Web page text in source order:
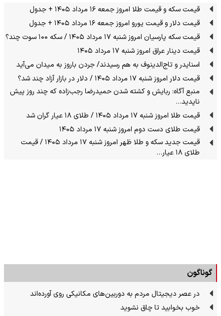
قیمت سکه و قیمت طلا امروز جمعه ۱۶ مرداد ۱۴۰۵ + جدول
قیمت دلار و قیمت یورو امروز جمعه ۱۶ مرداد ۱۴۰۵ + جدول
قیمت سکه پارسیان امروز شنبه ۱۷ مرداد ۱۴۰۵ / سکه ۱۰۰ سوت چند؟
قیمت دینار عراق امروز شنبه ۱۷ مرداد ۱۴۰۵
اسنایدر و تاج‌الدینوف به هم رسیدند/ جردن باروز به میدان می‌آید
قیمت دلار امروز شنبه ۱۷ مرداد ۱۴۰۵ / دلار در بازار آزاد چند شد؟
منبع آگاه: ربایش و کشته شدن حمیدرضا رجب‌زاده که چند روز پیش
ناپدید…
قیمت طلا امروز شنبه ۱۷ مرداد ۱۴۰۵ / طلای ۱۸ عیار گران شد
قیمت طلای دست دوم امروز شنبه ۱۷ مرداد ۱۴۰۵
قیمت جدید سکه و طلا ظهر امروز شنبه ۱۷ مرداد ۱۴۰۵ / قیمت
طلای ۱۸ عیار…
گوناگون
در عصر دیجیتال مردم به دوربین‌های مکانیکی روی آورده‌اند
خوب بخوابید تا چاق نشوید